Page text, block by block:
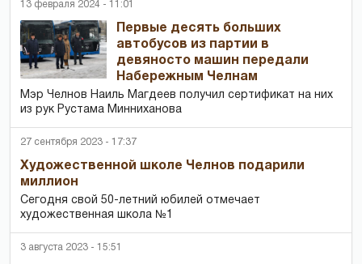
13 февраля 2024 - 11:01
Первые десять больших
автобусов из партии в
девяносто машин передали
Набережным Челнам
Мэр Челнов Наиль Магдеев получил сертификат на них
из рук Рустама Минниханова
27 сентября 2023 - 17:37
Художественной школе Челнов подарили
миллион
Сегодня свой 50-летний юбилей отмечает
художественная школа №1
3 августа 2023 - 15:51